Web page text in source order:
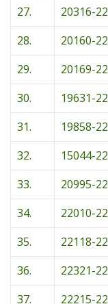
27.
20316-22
28.
20160-22
29.
20169-22
30.
19631-22
31.
19858-22
32.
15044-22
33.
20995-22
34.
22010-22
35.
22118-22
36.
22321-22
37.
22215-22